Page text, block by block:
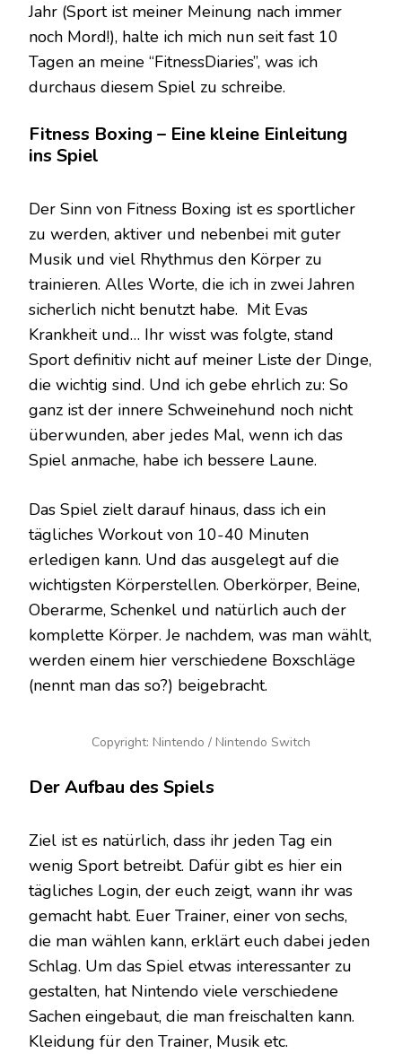
Jahr (Sport ist meiner Meinung nach immer
noch Mord!), halte ich mich nun seit fast 10
Tagen an meine “FitnessDiaries”, was ich
durchaus diesem Spiel zu schreibe.
Fitness Boxing – Eine kleine Einleitung
ins Spiel
Der Sinn von Fitness Boxing ist es sportlicher
zu werden, aktiver und nebenbei mit guter
Musik und viel Rhythmus den Körper zu
trainieren. Alles Worte, die ich in zwei Jahren
sicherlich nicht benutzt habe. Mit Evas
Krankheit und… Ihr wisst was folgte, stand
Sport definitiv nicht auf meiner Liste der Dinge,
die wichtig sind. Und ich gebe ehrlich zu: So
ganz ist der innere Schweinehund noch nicht
überwunden, aber jedes Mal, wenn ich das
Spiel anmache, habe ich bessere Laune.
Das Spiel zielt darauf hinaus, dass ich ein
tägliches Workout von 10-40 Minuten
erledigen kann. Und das ausgelegt auf die
wichtigsten Körperstellen. Oberkörper, Beine,
Oberarme, Schenkel und natürlich auch der
komplette Körper. Je nachdem, was man wählt,
werden einem hier verschiedene Boxschläge
(nennt man das so?) beigebracht.
Copyright: Nintendo / Nintendo Switch
Der Aufbau des Spiels
Ziel ist es natürlich, dass ihr jeden Tag ein
wenig Sport betreibt. Dafür gibt es hier ein
tägliches Login, der euch zeigt, wann ihr was
gemacht habt. Euer Trainer, einer von sechs,
die man wählen kann, erklärt euch dabei jeden
Schlag. Um das Spiel etwas interessanter zu
gestalten, hat Nintendo viele verschiedene
Sachen eingebaut, die man freischalten kann.
Kleidung für den Trainer, Musik etc.